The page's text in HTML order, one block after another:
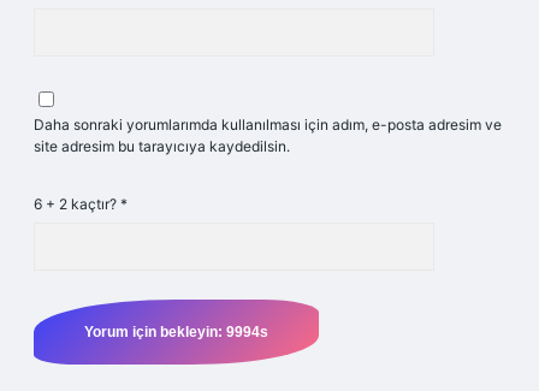
Daha sonraki yorumlarımda kullanılması için adım, e-posta adresim ve
site adresim bu tarayıcıya kaydedilsin.
6 + 2 kaçtır? *